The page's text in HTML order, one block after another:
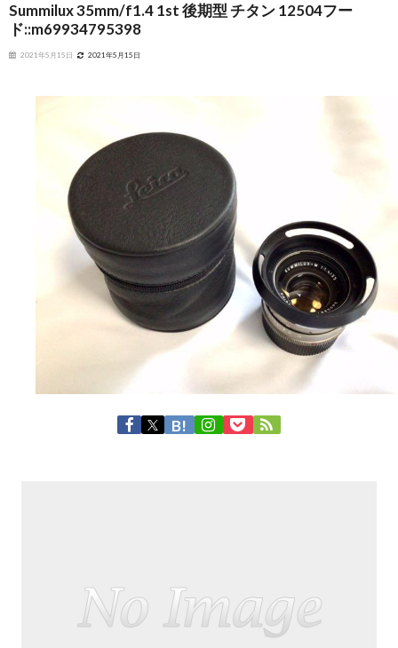
Summilux 35mm/f1.4 1st 後期型 チタン 12504フー
ド::m69934795398
2021年5月15日 2021年5月15日